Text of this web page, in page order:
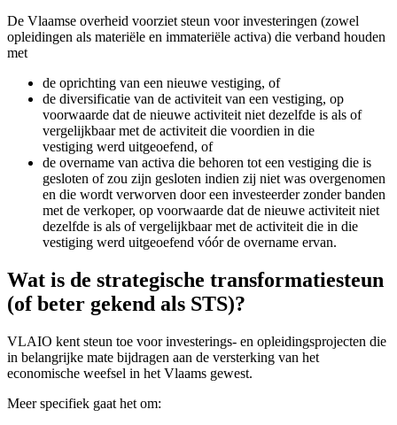
De Vlaamse overheid voorziet steun voor investeringen (zowel
opleidingen als materiële en immateriële activa) die verband houden
met
de oprichting van een nieuwe vestiging, of
de diversificatie van de activiteit van een vestiging, op
voorwaarde dat de nieuwe activiteit niet dezelfde is als of
vergelijkbaar met de activiteit die voordien in die
vestiging werd uitgeoefend, of
de overname van activa die behoren tot een vestiging die is
gesloten of zou zijn gesloten indien zij niet was overgenomen
en die wordt verworven door een investeerder zonder banden
met de verkoper, op voorwaarde dat de nieuwe activiteit niet
dezelfde is als of vergelijkbaar met de activiteit die in die
vestiging werd uitgeoefend vóór de overname ervan.
Wat is de strategische transformatiesteun
(of beter gekend als STS)?
VLAIO kent steun toe voor investerings- en opleidingsprojecten die
in belangrijke mate bijdragen aan de versterking van het
economische weefsel in het Vlaams gewest.
Meer specifiek gaat het om: